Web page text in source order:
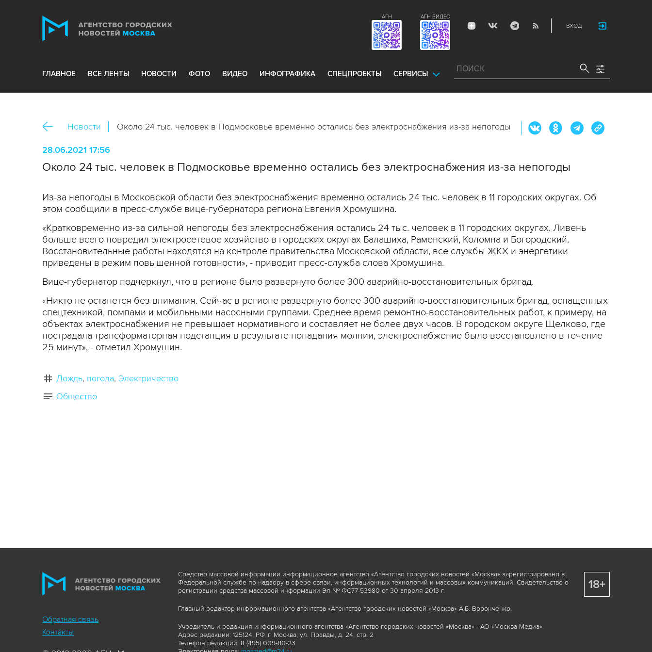
ВХОД
АГН ВИДЕО
АГН
ГЛАВНОЕ ВСЕ ЛЕНТЫ НОВОСТИ ФОТО ВИДЕО ИНФОГРАФИКА СПЕЦПРОЕКТЫ СЕРВИСЫ
Новости Около 24 тыс. человек в Подмосковье временно остались без электроснабжения из-за непогоды
28.06.2021 17:56
Около 24 тыс. человек в Подмосковье временно остались без электроснабжения из-за непогоды
Из-за непогоды в Московской области без электроснабжения временно остались 24 тыс. человек в 11 городских округах. Об
этом сообщили в пресс-службе вице-губернатора региона Евгения Хромушина.
«Кратковременно из-за сильной непогоды без электроснабжения остались 24 тыс. человек в 11 городских округах. Ливень
больше всего повредил электросетевое хозяйство в городских округах Балашиха, Раменский, Коломна и Богородский.
Восстановительные работы находятся на контроле правительства Московской области, все службы ЖКХ и энергетики
приведены в режим повышенной готовности», - приводит пресс-служба слова Хромушина.
Вице-губернатор подчеркнул, что в регионе было развернуто более 300 аварийно-восстановительных бригад.
«Никто не останется без внимания. Сейчас в регионе развернуто более 300 аварийно-восстановительных бригад, оснащенных
спецтехникой, помпами и мобильными насосными группами. Среднее время ремонтно-восстановительных работ, к примеру, на
объектах электроснабжения не превышает нормативного и составляет не более двух часов. В городском округе Щелково, где
пострадала трансформаторная подстанция в результате попадания молнии, электроснабжение было восстановлено в течение
25 минут», - отметил Хромушин.
Дождь погода Электричество
Общество
Обратная связь
Контакты
Средство массовой информации информационное агентство «Агентство городских новостей «Москва» зарегистрировано в
Федеральной службе по надзору в сфере связи, информационных технологий и массовых коммуникаций. Свидетельство о
регистрации средства массовой информации Эл № ФС77-53980 от 30 апреля 2013 г.
Главный редактор информационного агентства «Агентство городских новостей «Москва» А.Б. Воронченко.
Учредитель и редакция информационного агентства «Агентство городских новостей «Москва» - АО «Москва Медиа».
Адрес редакции: 125124, РФ, г. Москва, ул. Правды, д. 24, стр. 2
Телефон редакции: 8 (495) 009-80-23
18+